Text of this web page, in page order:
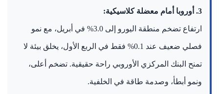
3. أوروبا أمام معضلة كلاسيكية:
ارتفاع تضخم منطقة اليورو إلى 3.0% في أبريل، مع نمو
فصلي ضعيف عند 0.1% فقط في الربع الأول، يخلق بيئة لا
تمنح البنك المركزي الأوروبي راحة حقيقية. تضخم أعلى،
ونمو أبطأ، وصدمة طاقة في الخلفية.